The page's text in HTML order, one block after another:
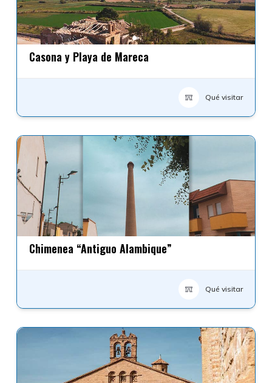
Casona y Playa de Mareca
Qué visitar
Chimenea “Antiguo Alambique”
Qué visitar